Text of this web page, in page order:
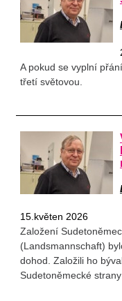
A pokud se vyplní
třetí světovou.
15.květen 2026
Založení
(Landsmannschaft)
dohod. Založili ho
Sudetoněmecké strany